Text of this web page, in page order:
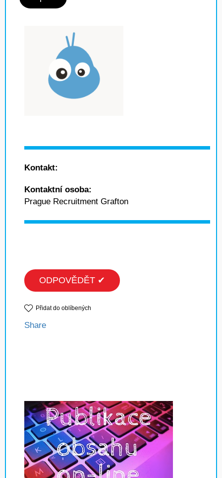
Kontakt:
Kontaktní osoba:
Prague Recruitment Grafton
ODPOVĚDĚT ✔
Přidat do oblíbených
Share